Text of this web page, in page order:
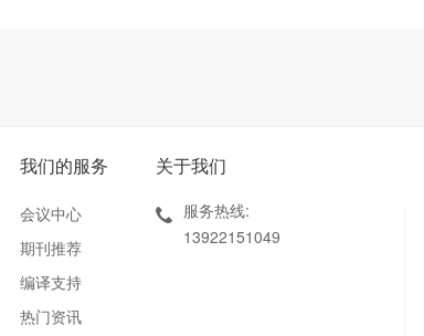
我们的服务
会议中心
期刊推荐
编译支持
热门资讯
关于我们
服务热线:
13922151049